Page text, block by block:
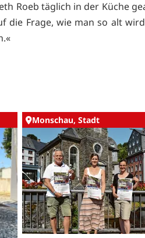
Roeb täglich in der Küche
die Frage, wie man so alt
Monschau, Stadt